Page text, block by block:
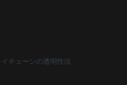
チェーンの透明性法